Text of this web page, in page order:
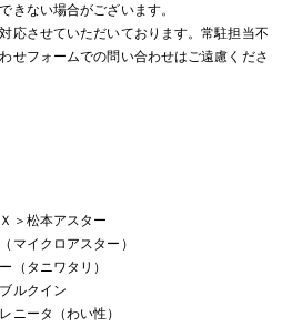
きない場合がございます。
応させていただいております。常駐担当不
せフォームでの問い合わせはご遠慮くださ
＞松本アスター
マイクロアスター）
（タニワタリ）
ルクイン
ニータ（わい性）